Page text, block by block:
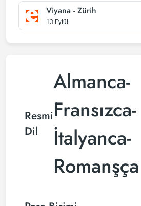
Viyana - Zürih
13 Eylül
Resmi
Dil
Almanca-
Fransızca-
İtalyanca-
Romanşça